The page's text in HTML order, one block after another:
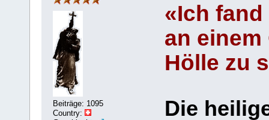
Beiträge: 1095
Country:
«Ich
an
Hölle zu
Die